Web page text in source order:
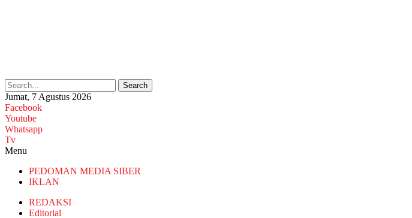
Search
Jumat, 7 Agustus 2026
Facebook
Youtube
Whatsapp
Tv
Menu
PEDOMAN MEDIA SIBER
IKLAN
REDAKSI
Editorial